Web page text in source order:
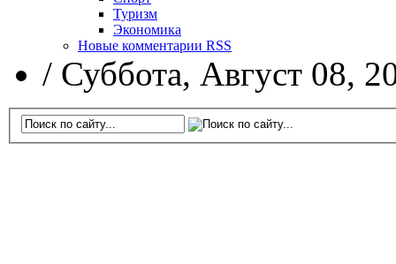
Туризм
Экономика
Новые комментарии RSS
/ Суббота, Август 08,